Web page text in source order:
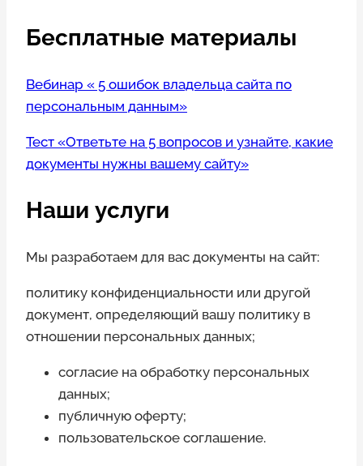
Бесплатные материалы
Вебинар « 5 ошибок владельца сайта по
персональным данным»
Тест «Ответьте на 5 вопросов и узнайте, какие
документы нужны вашему сайту»
Наши услуги
Мы разработаем для вас документы на сайт:
политику конфиденциальности или другой
документ, определяющий вашу политику в
отношении персональных данных;
согласие на обработку персональных
данных;
публичную оферту;
пользовательское соглашение.